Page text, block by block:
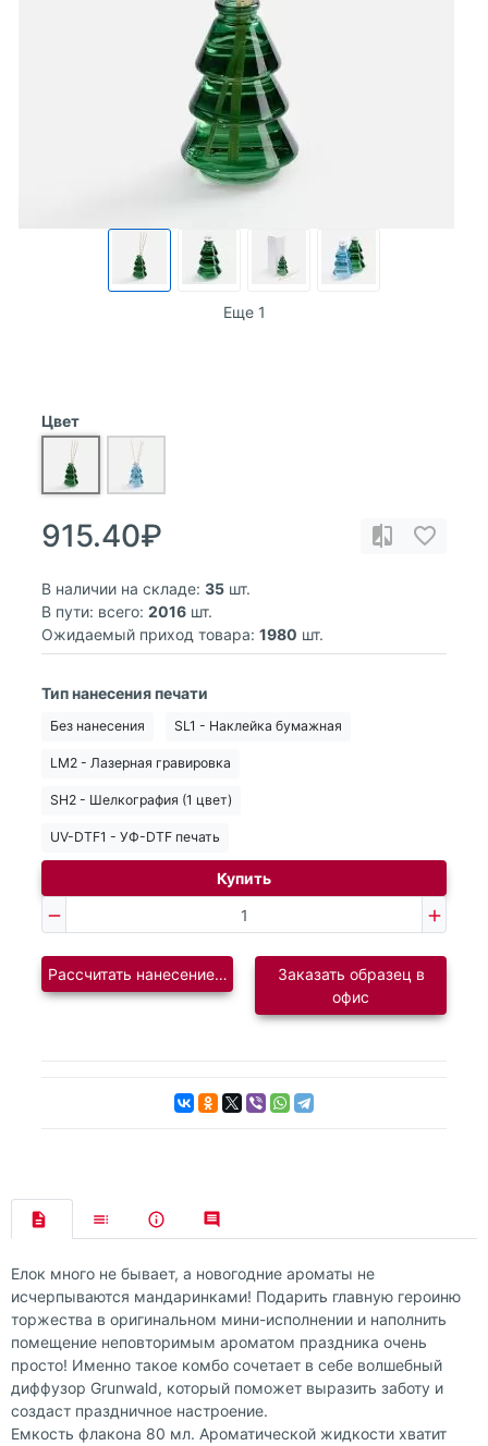
Еще 1
Цвет
915.40₽
В наличии на складе: 35 шт.
В пути: всего: 2016 шт.
Ожидаемый приход товара: 1980 шт.
Тип нанесения печати
Без нанесения SL1 - Наклейка бумажная
LM2 - Лазерная гравировка
SH2 - Шелкография (1 цвет)
UV-DTF1 - УФ-DTF печать
Купить
Рассчитать нанесение логотипаЗаказать образец в
офис
Елок много не бывает, а новогодние ароматы не
исчерпываются мандаринками! Подарить главную героиню
торжества в оригинальном мини-исполнении и наполнить
помещение неповторимым ароматом праздника очень
просто! Именно такое комбо сочетает в себе волшебный
диффузор Grunwald, который поможет выразить заботу и
создаст праздничное настроение.
Емкость флакона 80 мл. Ароматической жидкости хватит